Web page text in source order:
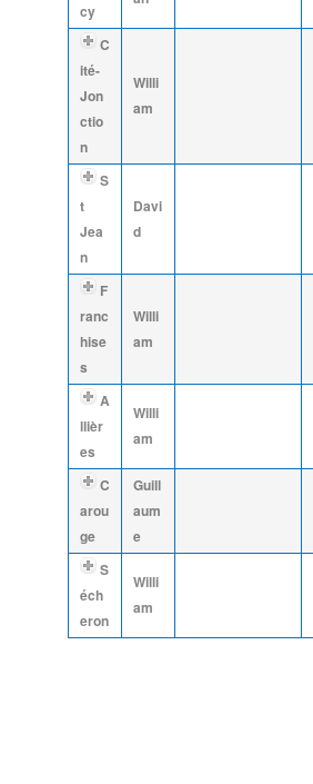
cy
C
ité-
Jon
ctio
n
Willi
am
S
t
Jea
n
Davi
d
F
ranc
hise
s
Willi
am
A
llièr
es
Willi
am
C
arou
ge
Guill
aum
e
S
éch
eron
Willi
am